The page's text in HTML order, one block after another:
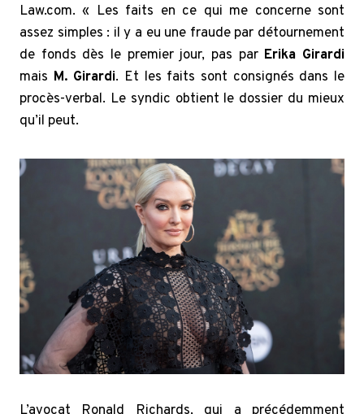
Law.com. « Les faits en ce qui me concerne sont
assez simples : il y a eu une fraude par détournement
de fonds dès le premier jour, pas par Erika Girardi
mais M. Girardi. Et les faits sont consignés dans le
procès-verbal. Le syndic obtient le dossier du mieux
qu’il peut.